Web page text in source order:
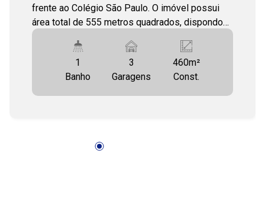
17:00
frente ao Colégio São Paulo. O imóvel possui
área total de 555 metros quadrados, dispondo
de 16 salas, 3 banheiros, 1 banheiro adaptado
para deficiente, 2 recepções, 3 vagas de
garagem, posição solar Sul/Oeste. Para mais
informações entre em contato conosco e
agende a sua visita. COHAB PREMIUM
1
Banho
3
Garagens
460m²
Const.